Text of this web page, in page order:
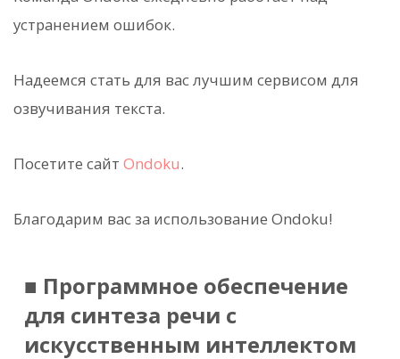
устранением ошибок.
Надеемся стать для вас лучшим сервисом для
озвучивания текста.
Посетите сайт Ondoku.
Благодарим вас за использование Ondoku!
■ Программное обеспечение
для синтеза речи с
искусственным интеллектом